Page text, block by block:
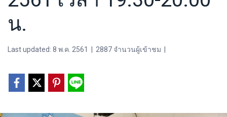
น.
Last updated: 8 พ.ค. 2561 2887 จำนวนผู้เข้าชม